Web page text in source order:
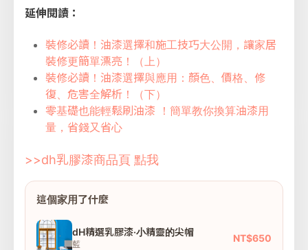
延伸閱讀：
裝修必讀！油漆選擇和施工技巧大公開，讓家居
裝修更簡單漂亮！（上）
裝修必讀！油漆選擇與應用：顏色、價格、修
復、危害全解析！（下）
零基礎也能輕鬆刷油漆 ！簡單教你換算油漆用
量，省錢又省心
>>dh乳膠漆商品頁 點我
這個家用了什麼
dH精選乳膠漆·小精靈的尖帽
藍
NT$650